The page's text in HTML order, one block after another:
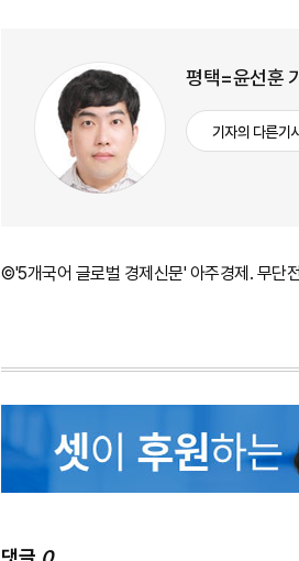
평택=윤선훈
기자의 다른기
©'5개국어 글로벌 경제신문' 아주경제. 무단